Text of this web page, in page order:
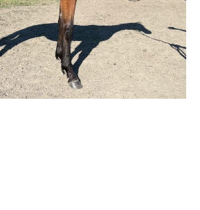
Føll 2025
Føll 2024
Føll 2023
Føll 2022
Føll 2021